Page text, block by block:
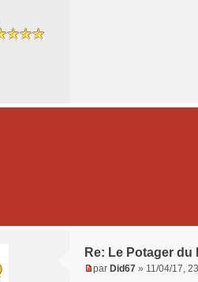
Re: Le Potager
par Did67 » 11/04/17,